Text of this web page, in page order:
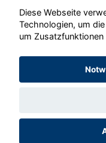
©
Diese Webseite
Technologien, um
um Zusatzfunktionen